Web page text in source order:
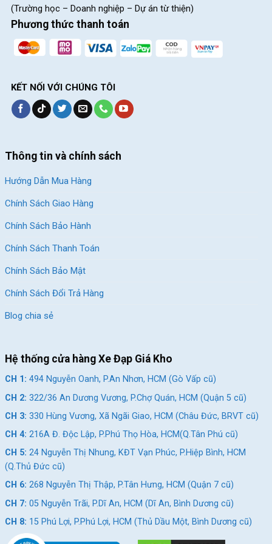
mãi hấp dẫn!
Xem thêm: Một số mẫu xe đạp đua đã được cập nhật mới
nhất dưới đây:
Giảm 10%
Khung Magie, LTWOO R5
7.690.000
8.500.000₫
Giảm 12%
Địa Chỉ Các Cửa Hàng Xe Đạp Giá Kho:
CH 1:494 Nguyễn Oanh, P.An Nhơn, HCM (Gò Vấp cũ)
CH 2:322/36 An Dương Vương, P.Chợ Quán, HCM (Quận
CH 4:216A Đ. Độc Lập, P.Phú Thọ Hòa, HCM(Q.Tân Phú
cũ)
CH 5: 24 Nguyễn Thị Nhung, KĐT Vạn Phúc, P.Hiệp Bình,
HCM (Q.Thủ Đức cũ)
CH 6: 268 Nguyễn Thị Thập, P.Tân Hưng, HCM (Quận 7
cũ)
CH 7:05 Nguyễn Trãi, P.Dĩ An, HCM (Dĩ An, Bình Dương
cũ)
CH 8:15 Phú Lợi, P.Phú Lợi, HCM (Thủ Dầu Một, Bình
Dương cũ)
SKU:Ca6.5
(Trường học – Doanh nghiệp – Dự án từ thiện)
Phương thức thanh toán
KẾT NỐI VỚI CHÚNG TÔI
Thông tin và chính sách
Hướng Dẫn Mua Hàng
Chính Sách Giao Hàng
Chính Sách Bảo Hành
Chính Sách Thanh Toán
Chính Sách Bảo Mật
Chính Sách Đổi Trả Hàng
Blog chia sẻ
Hệ thống cửa hàng Xe Đạp Giá Kho
CH 1: 494 Nguyễn Oanh, P.An Nhơn, HCM (Gò Vấp cũ)
CH 2: 322/36 An Dương Vương, P.Chợ Quán, HCM (Quận 5 cũ)
CH 3: 330 Hùng Vương, Xã Ngãi Giao, HCM (Châu Đức, BRVT cũ)
CH 4: 216A Đ. Độc Lập, P.Phú Thọ Hòa, HCM(Q.Tân Phú cũ)
CH 5: 24 Nguyễn Thị Nhung, KĐT Vạn Phúc, P.Hiệp Bình, HCM
(Q.Thủ Đức cũ)
CH 6: 268 Nguyễn Thị Thập, P.Tân Hưng, HCM (Quận 7 cũ)
CH 7: 05 Nguyễn Trãi, P.Dĩ An, HCM (Dĩ An, Bình Dương cũ)
CH 8: 15 Phú Lợi, P.Phú Lợi, HCM (Thủ Dầu Một, Bình Dương cũ)